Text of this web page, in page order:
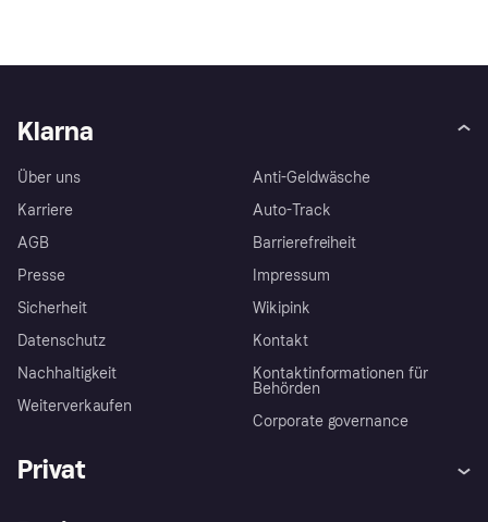
Klarna
Über uns
Karriere
AGB
Presse
Sicherheit
Datenschutz
Nachhaltigkeit
Weiterverkaufen
Anti-Geldwäsche
Auto-Track
Barrierefreiheit
Impressum
Wikipink
Kontakt
Kontaktinformationen für
Behörden
Corporate governance
Privat